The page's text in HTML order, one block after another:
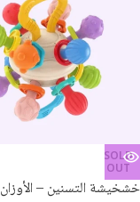
SOLD
OUT
خشخيشة التسنين – الأوزان